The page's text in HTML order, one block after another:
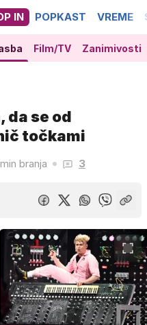
IN POPKAST VREME
Film/TV Zanimivosti
da se od
točkami
branja 3